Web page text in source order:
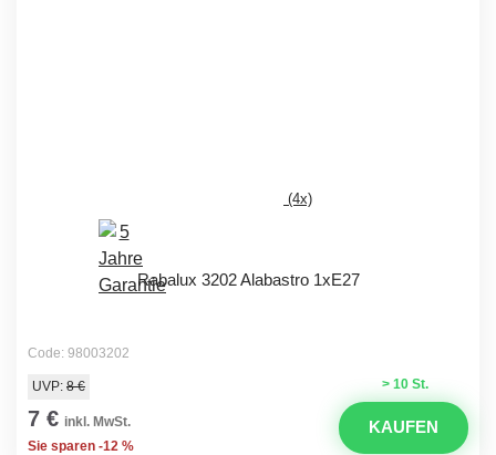
(4x)
Rabalux 3202 Alabastro 1xE27
Code: 98003202
> 10 St.
UVP: 8 €
7 € inkl. MwSt.
Sie sparen -12 %
KAUFEN